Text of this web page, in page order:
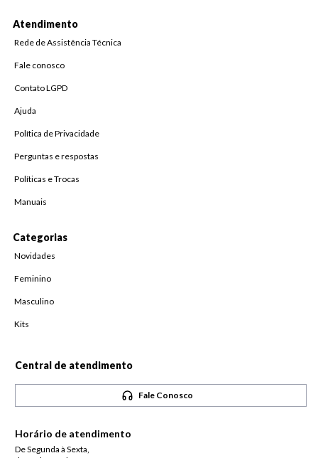
Atendimento
Rede de Assistência Técnica
Fale conosco
Contato LGPD
Ajuda
Política de Privacidade
Perguntas e respostas
Políticas e Trocas
Manuais
Categorias
Novidades
Feminino
Masculino
Kits
Central de atendimento
Fale Conosco
Horário de atendimento
De Segunda à Sexta,